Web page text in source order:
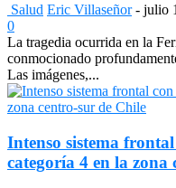
Salud Eric Villaseñor - julio
0
La tragedia ocurrida en la
conmocionado
Las imágenes,...
Intenso sistema
categoría 4 en la zona